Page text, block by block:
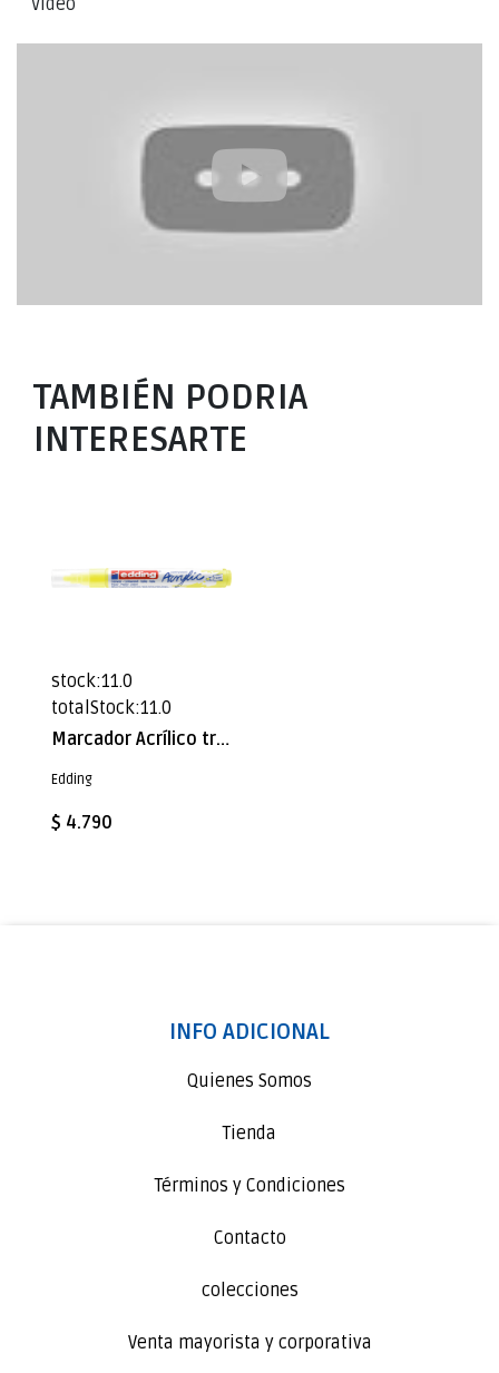
Video
TAMBIÉN PODRIA
INTERESARTE
stock:11.0
totalStock:11.0
Marcador Acrílico trazo medio Edding e-5100 Amarillo neón
Edding
$ 4.790
INFO ADICIONAL
Quienes Somos
Tienda
Términos y Condiciones
Contacto
colecciones
Venta mayorista y corporativa